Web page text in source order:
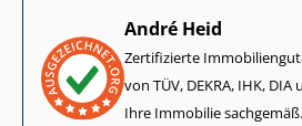
André Heid
Zertifizierte
von TÜV, DEKRA, IHK,
Ihre Immobilie sachgemäß.